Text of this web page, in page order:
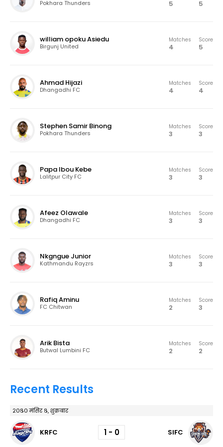
Pokhara Thunders 5 5
william opoku Asiedu
Birgunj United
Matches
4
Score
5
Ahmad Hijazi
Dhangadhi FC
Matches
4
Score
4
Stephen Samir Binong
Pokhara Thunders
Matches
3
Score
3
Papa Ibou Kebe
Lalitpur City FC
Matches
3
Score
3
Afeez Olawale
Dhangadhi FC
Matches
3
Score
3
Nkgngue Junior
Kathmandu Rayzrs
Matches
3
Score
3
Rafiq Aminu
FC Chitwan
Matches
2
Score
3
Arik Bista
Butwal Lumbini FC
Matches
2
Score
2
Recent Results
२०८० मंसिर ८, शुक्रबार
KRFC 1 - 0 SIFC